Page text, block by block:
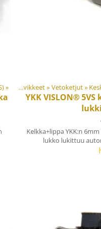
‪» Materiaalit ja tarvikkeet‪» Vetoketjut‪»
YKK VISLON®
Kelkka+lippa YKK:n
lukko lukittuu